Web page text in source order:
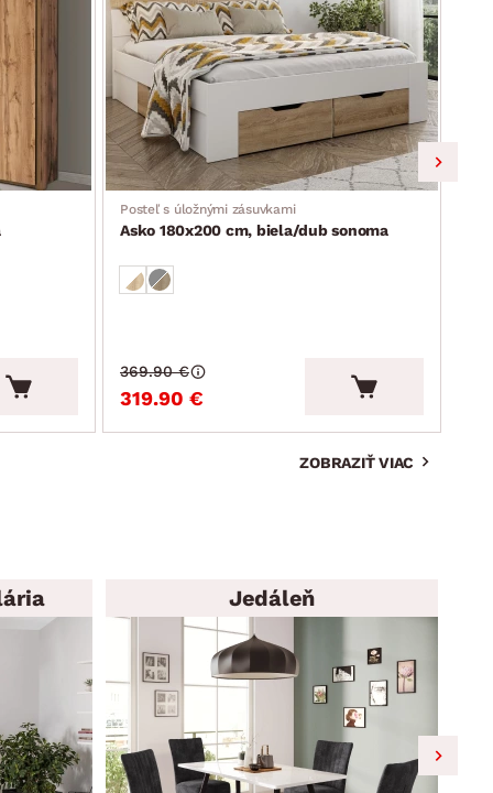
Posteľ s úložnými zásuvkami
Asko 180x200 cm, biela/dub sonoma
319.90 €
369.90 €
ZOBRAZIŤ VIAC
Jedáleň